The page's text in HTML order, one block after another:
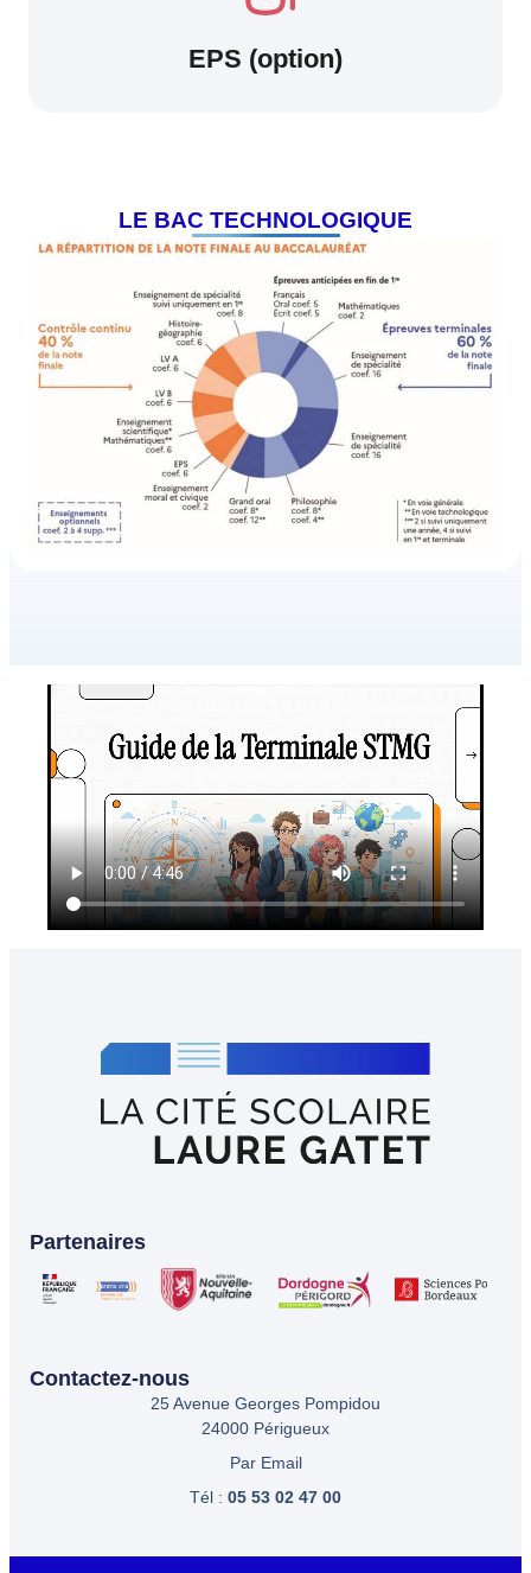
EPS (option)
LE BAC TECHNOLOGIQUE
Partenaires
Contactez-nous
25 Avenue Georges Pompidou
24000 Périgueux
Par Email
Tél : 05 53 02 47 00